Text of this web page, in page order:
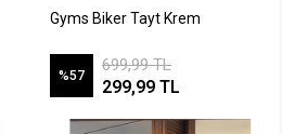
Gyms Biker Tayt Krem
%57
699,99 TL
299,99 TL